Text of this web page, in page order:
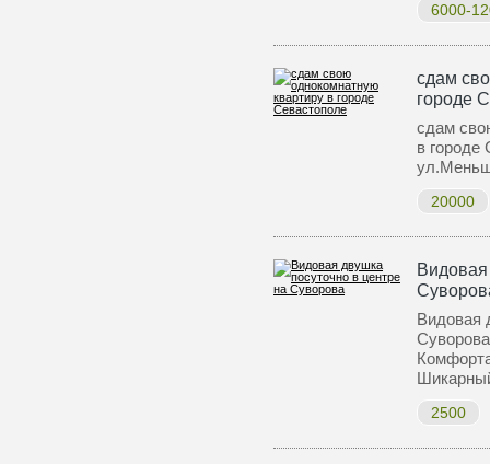
6000-
сдам
городе
сдам
в городе
20000
Видовая
Видовая
2500